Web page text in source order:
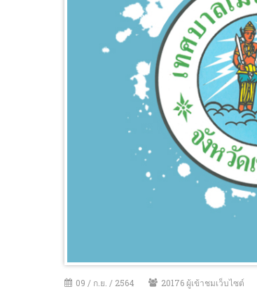
09 / ก.ย. / 2564 20176 ผู้เข้าชมเว็บไซต์